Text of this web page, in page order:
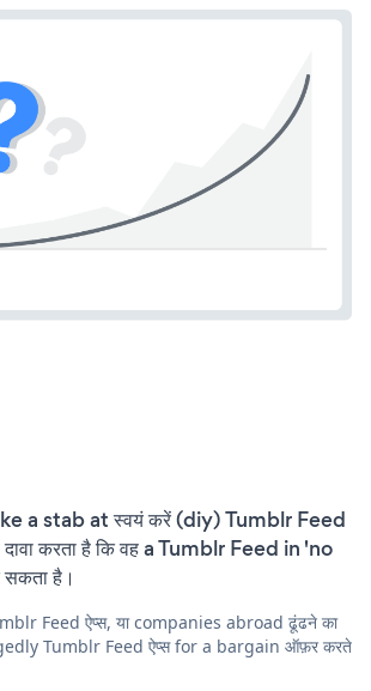
a stab at स्वयं करें (diy) Tumblr Feed
करता है कि वह a Tumblr Feed in 'no
सकता है।
Feed ऐप्स, या companies abroad ढूंढने का
Tumblr Feed ऐप्स for a bargain ऑफ़र करते